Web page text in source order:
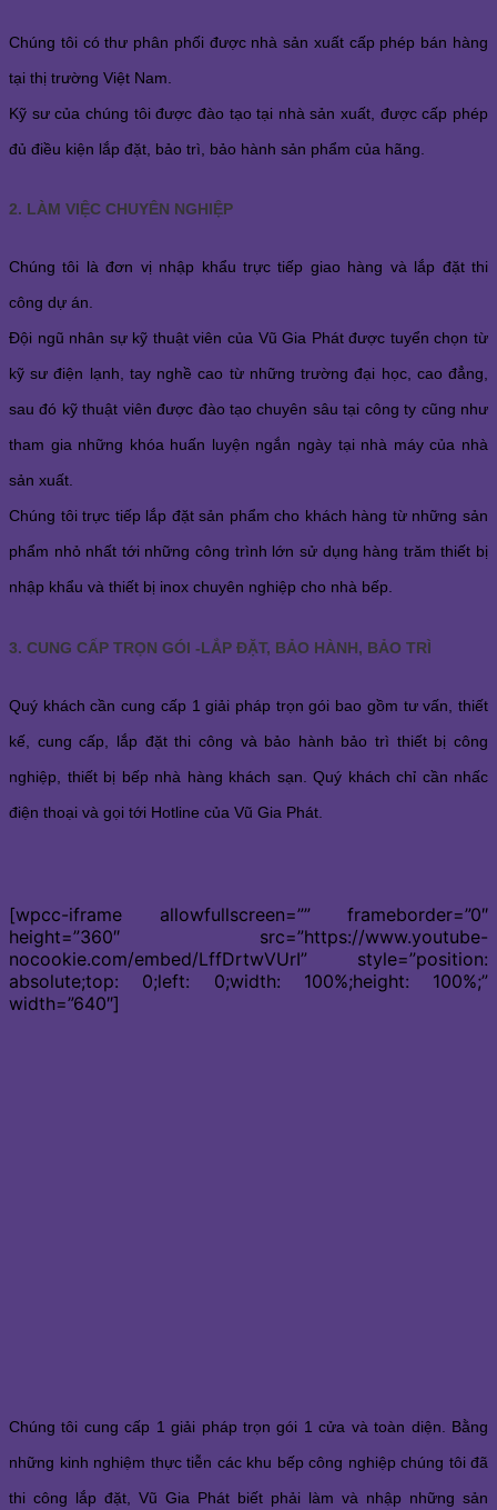
Chúng tôi có thư phân phối được nhà sản xuất cấp phép bán hàng
tại thị trường Việt Nam.
Kỹ sư của chúng tôi được đào tạo tại nhà sản xuất, được cấp phép
đủ điều kiện lắp đặt, bảo trì, bảo hành sản phẩm của hãng.
2. LÀM VIỆC CHUYÊN NGHIỆP
Chúng tôi là đơn vị nhập khẩu trực tiếp giao hàng và lắp đặt thi
công dự án.
Đội ngũ nhân sự kỹ thuật viên của Vũ Gia Phát được tuyển chọn từ
kỹ sư điện lạnh, tay nghề cao từ những trường đại học, cao đẳng,
sau đó kỹ thuật viên được đào tạo chuyên sâu tại công ty cũng như
tham gia những khóa huấn luyện ngắn ngày tại nhà máy của nhà
sản xuất.
Chúng tôi trực tiếp lắp đặt sản phẩm cho khách hàng từ những sản
phẩm nhỏ nhất tới những công trình lớn sử dụng hàng trăm thiết bị
nhập khẩu và thiết bị inox chuyên nghiệp cho nhà bếp.
3. CUNG CẤP TRỌN GÓI -LẮP ĐẶT, BẢO HÀNH, BẢO TRÌ
Quý khách cần cung cấp 1 giải pháp trọn gói bao gồm tư vấn, thiết
kế, cung cấp, lắp đặt thi công và bảo hành bảo trì thiết bị công
nghiệp, thiết bị bếp nhà hàng khách sạn. Quý khách chỉ cần nhấc
điện thoại và gọi tới Hotline của Vũ Gia Phát.
[wpcc-iframe allowfullscreen=”” frameborder=”0″
height=”360″ src=”https://www.youtube-
nocookie.com/embed/LffDrtwVUrI” style=”position:
absolute;top: 0;left: 0;width: 100%;height: 100%;”
width=”640″]
Chúng tôi cung cấp 1 giải pháp trọn gói 1 cửa và toàn diện. Bằng
những kinh nghiệm thực tiễn các khu bếp công nghiệp chúng tôi đã
thi công lắp đặt, Vũ Gia Phát biết phải làm và nhập những sản